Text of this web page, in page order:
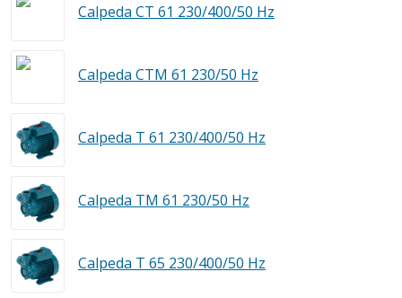
Calpeda CT 61 230/400/50 Hz
Calpeda CTM 61 230/50 Hz
Calpeda T 61 230/400/50 Hz
Calpeda TM 61 230/50 Hz
Calpeda T 65 230/400/50 Hz